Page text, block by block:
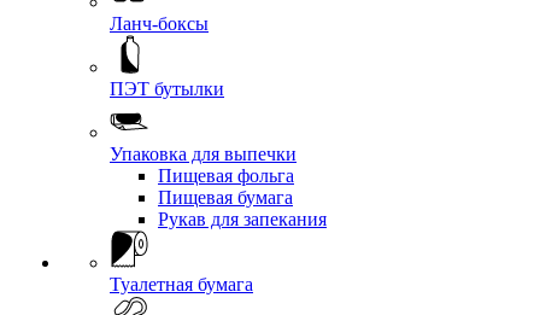
Ланч-боксы
ПЭТ бутылки
Упаковка для выпечки
Пищевая фольга
Пищевая бумага
Рукав для запекания
Туалетная бумага